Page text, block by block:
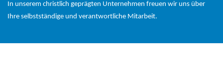
In unserem christlich geprägten Unternehmen freuen wir uns über
Ihre selbstständige und verantwortliche Mitarbeit.